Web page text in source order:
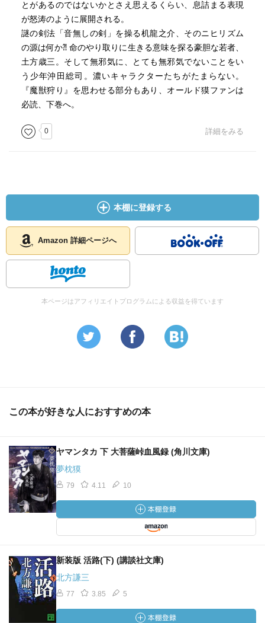
とがあるのではないかとさえ思えるくらい、息詰まる表現
が怒涛のように展開される。
謎の剣法「音無しの剣」を操る机龍之介、そのニヒリズム
の源は何か⁈ 命のやり取りに生きる意味を探る豪胆な若者、
土方歳三。そして無邪気に、とても無邪気でないことをい
う少年沖田総司。濃いキャラクターたちがたまらない。
『魔獣狩り』を思わせる部分もあり、オールド獏ファンは
必読、下巻へ。
0 詳細をみる
本棚に登録する
Amazon 詳細ページへ
本ページはアフィリエイトプログラムによる収益を得ています
この本が好きな人におすすめの本
ヤマンタカ 下 大菩薩峠血風録 (角川文庫)
夢枕獏
79 4.11 10
新装版 活路(下) (講談社文庫)
北方謙三
77 3.85 5